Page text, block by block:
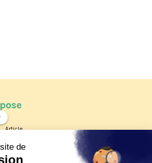
Article
Les reportages d'été 2026 de KTO